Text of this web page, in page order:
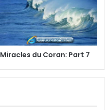
Miracles du Coran: Part 7